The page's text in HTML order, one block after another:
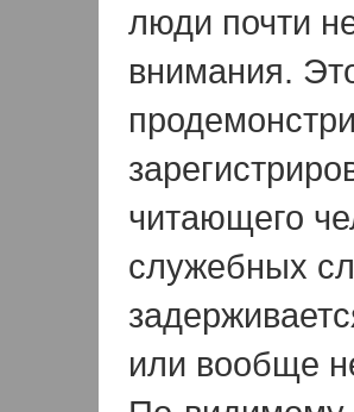
люди почти
внимания.
читающего
служебных
или вообще